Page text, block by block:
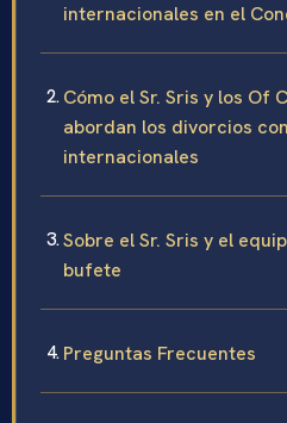
internacionales en el
Cómo el Sr. Sris y los Of
abordan los divorcios
internacionales
Sobre el Sr. Sris y el
bufete
Preguntas Frecuentes